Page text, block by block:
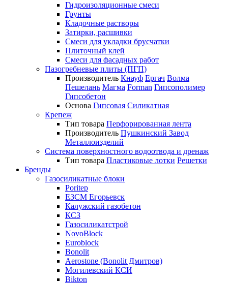
Гидроизоляционные смеси
Грунты
Кладочные растворы
Затирки, расшивки
Смеси для укладки брусчатки
Плиточный клей
Смеси для фасадных работ
Пазогребневые плиты (ПГП)
Производитель Кнауф Ергач Волма
Пешелань Магма Forman Гипсополимер
Гипсобетон
Основа Гипсовая Силикатная
Крепеж
Тип товара Перфорированная лента
Производитель Пушкинский Завод
Металлоизделий
Система поверхностного водоотвода и дренаж
Тип товара Пластиковые лотки Решетки
Бренды
Газосиликатные блоки
Poritep
ЕЗСМ Егорьевск
Калужский газобетон
КСЗ
Газосиликатстрой
NovoBlock
Euroblock
Bonolit
Aerostone (Bonolit Дмитров)
Могилевский КСИ
Bikton